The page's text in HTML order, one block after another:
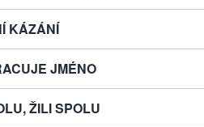
KÁZÁNÍ
JMÉNO
ŽILI SPOLU